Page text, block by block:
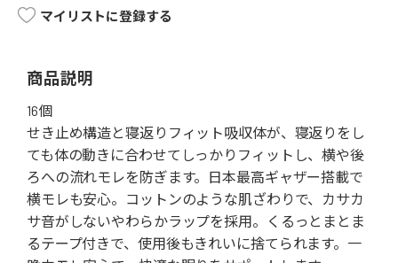
マイリストに登録する
商品説明
16個
せき止め構造と寝返りフィット吸収体が、寝返りをし
ても体の動きに合わせてしっかりフィットし、横や後
ろへの流れモレを防ぎます。日本最高ギャザー搭載で
横モレも安心。コットンのような肌ざわりで、カサカ
サ音がしないやわらかラップを採用。くるっとまとま
るテープ付きで、使用後もきれいに捨てられます。一